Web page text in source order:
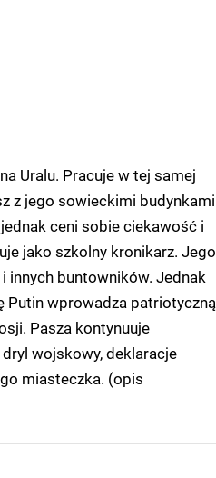
Uralu. Pracuje w tej samej
z jego sowieckimi budynkami
ceni sobie ciekawość i
jako szkolny kronikarz. Jego
innych buntowników. Jednak
Putin wprowadza patriotyczną
Pasza kontynuuje
wojskowy, deklaracje
miasteczka. (opis